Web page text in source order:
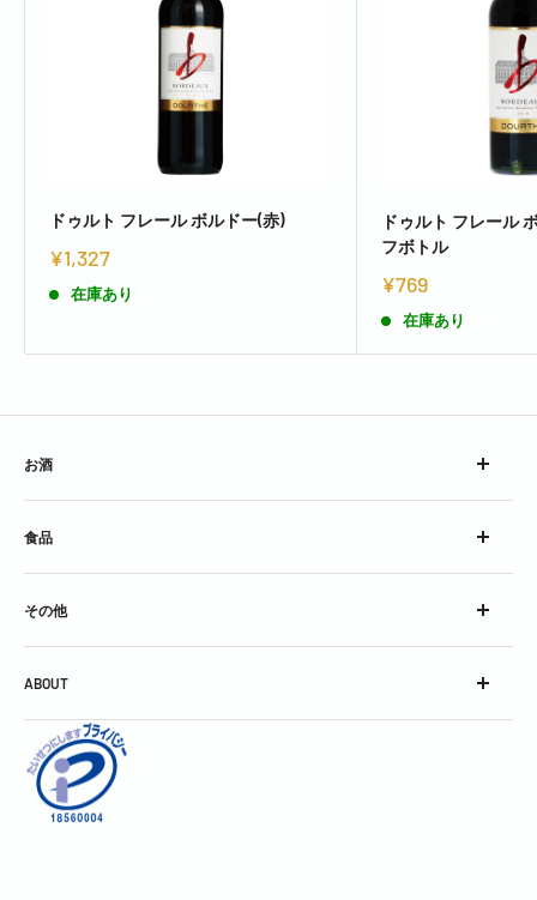
ドゥルト フレール ボルドー(赤)
¥1,327
在庫あり
ドゥルト フレール
フボトル
¥769
在庫あり
お酒
ウイスキー
ブランデー
スピリッツ
コンク
シロップ
スパークリングワイン
スティル・ワイン
酒精強化＆フレーバードワイン
焼酎＆泡盛
中国銘酒
食品
チーズ
加工食品
その他
グラス
グッズ
ABOUT
会社概要
利用規約
お問い合わせ